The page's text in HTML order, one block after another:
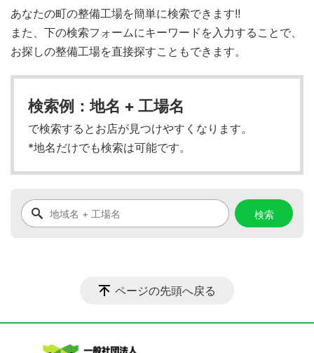
あなたの町の整備工場を簡単に検索できます!!
また、下の検索フォームにキーワードを入力することで、
お探しの整備工場を直接探すこともできます。
検索例：地名 + 工場名
で検索するとお店が見つけやすくなります。
*地名だけでも検索は可能です。
ページの先頭へ戻る